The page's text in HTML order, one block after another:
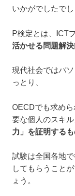
いかがでしたでし
P検定とは、ICT
活かせる問題解
現代社会ではパ
っとり、
OECDでも求め
要な個人のスキ
力」を証明する
試験は全国各地
してもらうこと
ょう。